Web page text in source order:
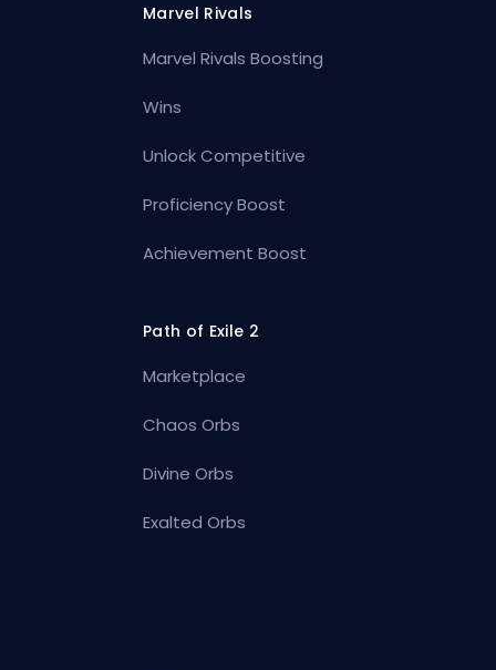
Marvel Rivals
Marvel Rivals Boosting
Wins
Unlock Competitive
Proficiency Boost
Achievement Boost
Path of Exile 2
Marketplace
Chaos Orbs
Divine Orbs
Exalted Orbs